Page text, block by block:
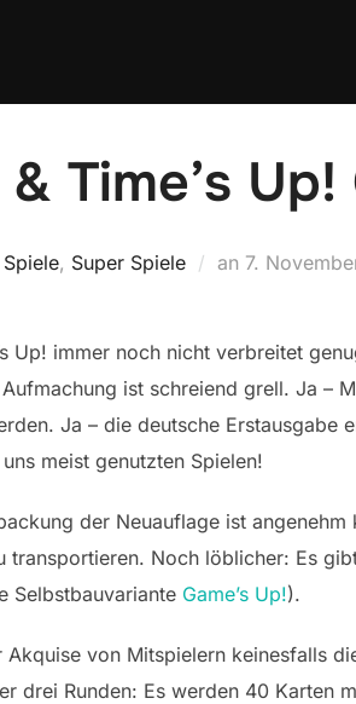
Time’s
Spiele, Super Spiele an 7.
Up! immer noch nicht verbreitet
ist schreiend grell. Ja –
Ja – die deutsche Erstausgabe
meist genutzten Spielen!
der Neuauflage ist
transportieren. Noch löblicher: Es
Selbstbauvariante Game’s Up!).
von Mitspielern keinesfalls
drei Runden: Es werden 40 Karten